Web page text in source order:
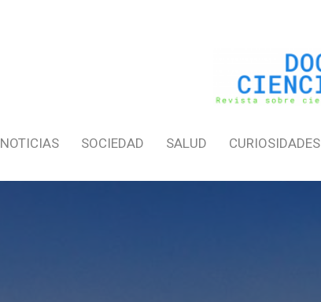
NOTICIAS SOCIEDAD SALUD CURIOSIDADES